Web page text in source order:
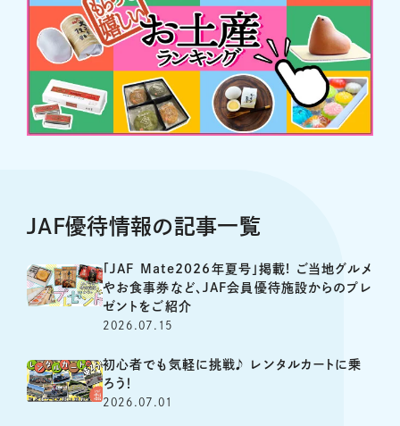
JAF優待情報の記事一覧
「JAF Mate2026年夏号」掲載! ご当地グルメ
やお食事券など、JAF会員優待施設からのプレ
ゼントをご紹介
2026.07.15
初心者でも気軽に挑戦♪ レンタルカートに乗
ろう！
2026.07.01